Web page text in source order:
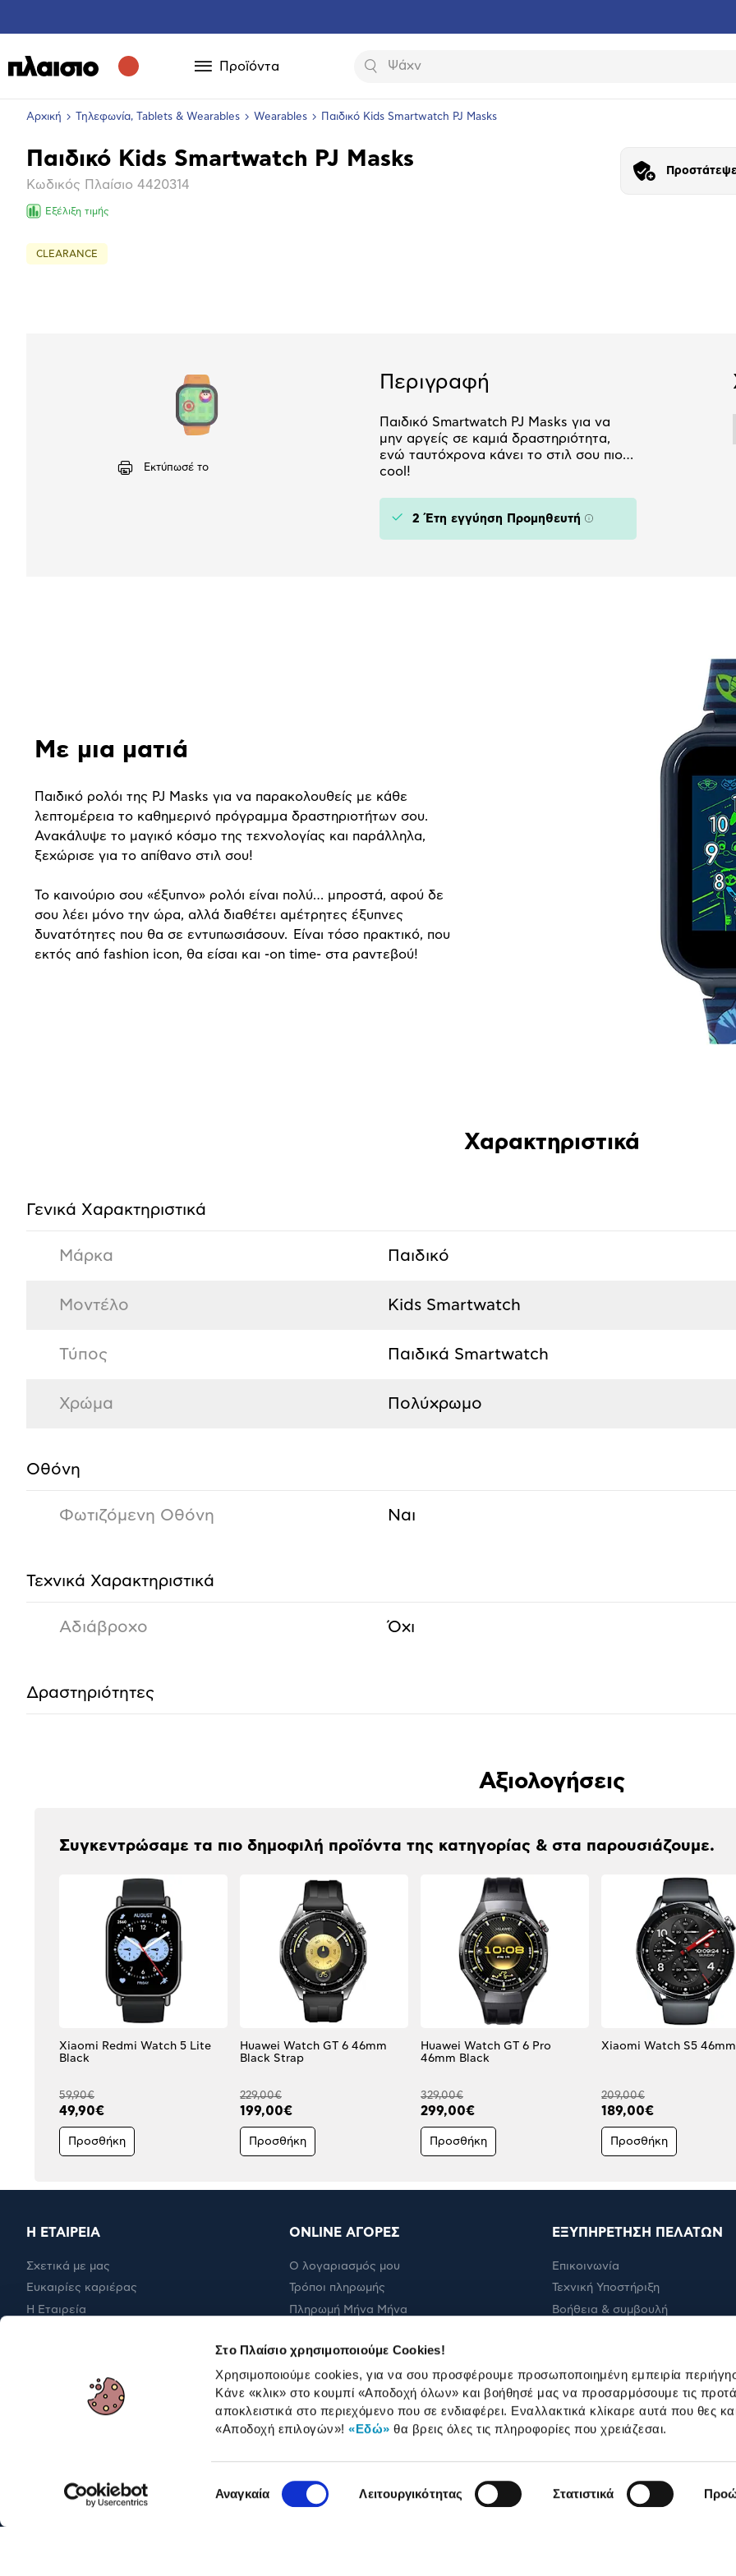
Στο Πλαίσιο χρησιμοποιούμε Cookies!
Χρησιμοποιούμε cookies, για να σου προσφέρουμε προσωποποιημένη εμπειρία
Κάνε «κλικ» στο κουμπί «Αποδοχή όλων» και βοήθησέ μας να προσαρμόσουμε τις
αποκλειστικά στο περιεχόμενο που σε ενδιαφέρει. Εναλλακτικά κλίκαρε αυτά που θες
«Αποδοχή επιλογών»!«Εδώ» θα βρεις όλες τις πληροφορίες που χρειάζεσαι.
συγκατάθεσης
Αναγκαία Λειτουργικότητας Στατιστικά
Προϊόντα Αναζήτηση
Αρχική Τηλεφωνία, Tablets & Wearables Wearables Παιδικό Kids Smartwatch PJ Masks
Βασικά
χαρακτηριστικά
Παιδικό Kids Smartwatch PJ Masks
Κωδικός Πλαίσιο 4420314
Εξέλιξη τιμής
CLEARANCE
Εκτύπωσέ το
Περιγραφή
Παιδικό Smartwatch PJ Masks για να
μην αργείς σε καμιά δραστηριότητα,
ενώ ταυτόχρονα κάνει το στιλ σου πιο…
cool!
2 Έτη εγγύηση Προμηθευτή Πληροφορίες
Με μια ματιά
Παιδικό ρολόι της PJ Masks για να παρακολουθείς με κάθε
λεπτομέρεια το καθημερινό πρόγραμμα δραστηριοτήτων σου.
Ανακάλυψε το μαγικό κόσμο της τεχνολογίας και παράλληλα,
ξεχώρισε για το απίθανο στιλ σου!
Το καινούριο σου «έξυπνο» ρολόι είναι πολύ… μπροστά, αφού δε
σου λέει μόνο την ώρα, αλλά διαθέτει αμέτρητες έξυπνες
δυνατότητες που θα σε εντυπωσιάσουν. Είναι τόσο πρακτικό, που
εκτός από fashion icon, θα είσαι και -on time- στα ραντεβού!
Χαρακτηριστικά
Γενικά Xαρακτηριστικά
Μάρκα Παιδικό
Μοντέλο Kids Smartwatch
Τύπος Παιδικά Smartwatch
Χρώμα Πολύχρωμο
Οθόνη
Φωτιζόμενη Οθόνη Ναι
Τεχνικά Χαρακτηριστικά
Αδιάβροχο Όχι
Δραστηριότητες
Αξιολογήσεις
Συγκεντρώσαμε τα πιο δημοφιλή προϊόντα της κατηγορίας & στα παρουσιάζουμε.
Xiaomi Redmi Watch 5 Lite
Black
59,90€
49,90€
Προσθήκη
Huawei Watch GT 6 46mm
Black Strap
229,00€
199,00€
Προσθήκη
Huawei Watch GT 6 Pro
46mm Black
329,00€
299,00€
Προσθήκη
209,00€
189,00€
Προσθήκη
Η ΕΤΑΙΡΕΙΑ
Σχετικά με μας
Ευκαιρίες καριέρας
Η Εταιρεία
ONLINE ΑΓΟΡΕΣ
Ο λογαριασμός μου
Τρόποι πληρωμής
Πληρωμή Μήνα Μήνα
Επιστροφές
ΕΞΥΠΗΡΕΤΗΣΗ ΠΕΛΑΤΩΝ
Επικοινωνία
Τεχνική Υποστήριξη
Βοήθεια & συμβουλή
Όροι εμπορικών ενεργειών
Καταστήματα
ΓΙΑ ΕΠΑΓΓΕΛΜΑΤΙΕΣ